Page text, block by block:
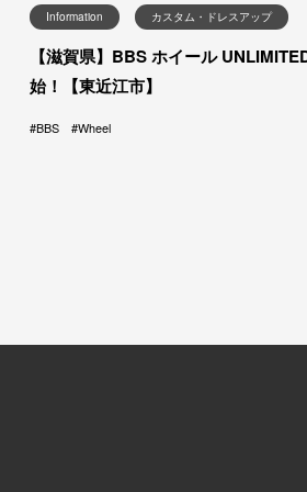
Information カスタム・ドレスアップ
【滋賀県】BBS ホイール
始！【東近江市】
BBS Wheel
knick-